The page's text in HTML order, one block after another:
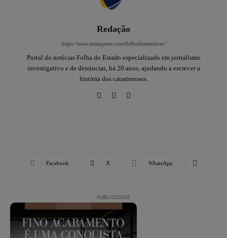
Redação
https://www.instagram.com/folhadoestadosc/
Portal do notícias Folha do Estado especializado em jornalismo
investigativo e de denúncias, há 20 anos, ajudando a escrever a
história dos catarinenses.
Facebook X WhatsApp
PUBLICIDADE